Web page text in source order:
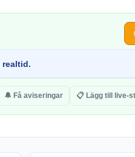
🔔 Få aviseringar 📋 Lägg till live-